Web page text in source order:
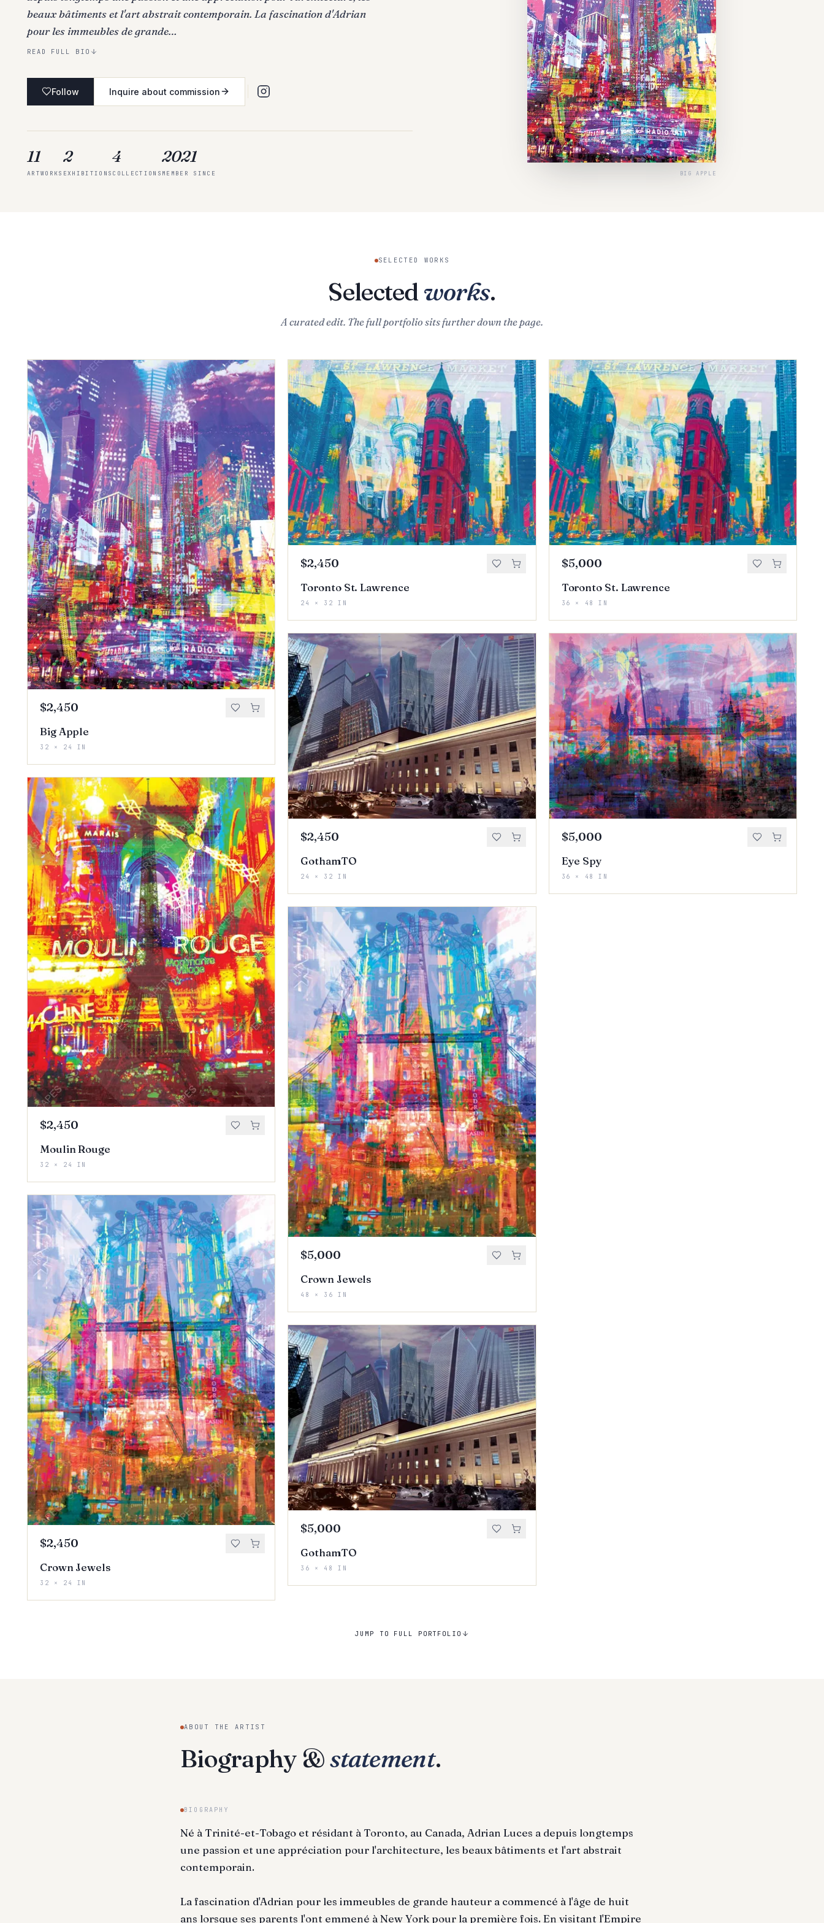
beaux bâtiments et l'art abstrait contemporain. La fascination d'Adrian
pour les immeubles de grande…
READ FULL BIO
Follow Inquire about commission
11
ARTWORKS
2
EXHIBITIONS
4
COLLECTIONS
2021
MEMBER SINCE BIG APPLE
SELECTED WORKS
Selected works.
A curated edit. The full portfolio sits further down the page.
$2,450
Big Apple
32 × 24 IN
$2,450
Moulin Rouge
32 × 24 IN
$2,450
Crown Jewels
32 × 24 IN
$2,450
Toronto St. Lawrence
24 × 32 IN
$2,450
GothamTO
24 × 32 IN
$5,000
Crown Jewels
48 × 36 IN
$5,000
GothamTO
36 × 48 IN
$5,000
Toronto St. Lawrence
36 × 48 IN
$5,000
Eye Spy
36 × 48 IN
JUMP TO FULL PORTFOLIO
ABOUT THE ARTIST
Biography &statement.
BIOGRAPHY
Né à Trinité-et-Tobago et résidant à Toronto, au Canada, Adrian Luces a depuis longtemps
une passion et une appréciation pour l'architecture, les beaux bâtiments et l'art abstrait
contemporain.
La fascination d'Adrian pour les immeubles de grande hauteur a commencé à l'âge de huit
ans lorsque ses parents l'ont emmené à New York pour la première fois. En visitant l'Empire